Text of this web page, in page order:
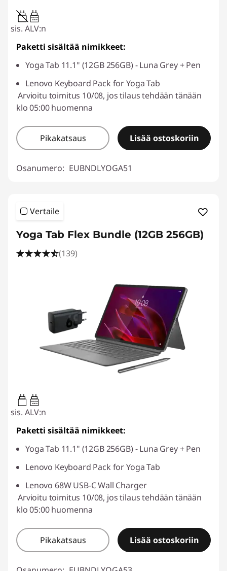
20W-60W
USB PD
sis. ALV:n
Paketti sisältää nimikkeet:
Yoga Tab 11.1" (12GB 256GB) - Luna Grey + Pen
Lenovo Keyboard Pack for Yoga Tab
Arvioitu toimitus 10/08, jos tilaus tehdään tänään
klo 05:00 huomenna
Pikakatsaus Lisää ostoskoriin
Osanumero: EUBNDLYOGA51
Vertaile
Yoga Tab Flex Bundle (12GB 256GB)
(139)
20W-60W
USB PD
sis. ALV:n
Paketti sisältää nimikkeet:
Yoga Tab 11.1" (12GB 256GB) - Luna Grey + Pen
Lenovo Keyboard Pack for Yoga Tab
Lenovo 68W USB-C Wall Charger
Arvioitu toimitus 10/08, jos tilaus tehdään tänään
klo 05:00 huomenna
Pikakatsaus Lisää ostoskoriin